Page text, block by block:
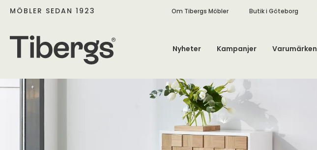
MÖBLER SEDAN 1923 Om Tibergs Möbler Butik i Göteborg
Nyheter Kampanjer Varumärken